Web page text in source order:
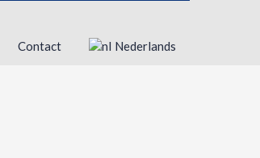
Contact Nederlands